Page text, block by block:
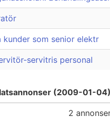
som senior elektr
servitris personal
(2009-01-04)
2